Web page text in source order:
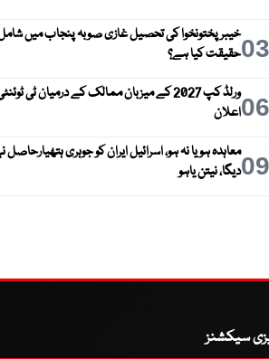
03خیبر پختونخوا کی تحصیل غازی صوبہ پنجاب میں
حقیقت کیا ہے؟
06
ورلڈ کپ 2027 کے میزبان ممالک کے درمیان ٹی
اعلان
09معاہدہ ہو یا نہ ہو، اسرائیل ایران کو جوہری
دیگا، نیتن یاہو
سیکشنز